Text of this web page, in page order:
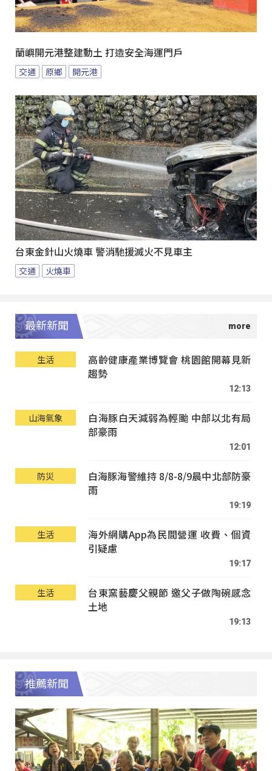
蘭嶼開元港整建動土 打造安全海運門戶
交通 原鄉 開元港
台東金針山火燒車 警消馳援滅火不見車主
交通 火燒車
最新新聞
生活
高齡健康產業博覽會 桃園館開幕見新
趨勢
12:13
山海氣象
白海豚白天減弱為輕颱 中部以北有局
部豪雨
12:01
防災
白海豚海警維持 8/8-8/9晨中北部防豪
雨
19:19
生活
海外網購App為民間營運 收費、個資
引疑慮
19:17
生活
台東窯藝慶父親節 邀父子做陶碗感念
土地
19:13
推薦新聞